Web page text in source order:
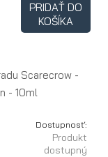
PRIDAŤ DO
KOŠÍKA
Scarecrow -
- 10ml
Dostupnosť:
Produkt
dostupný